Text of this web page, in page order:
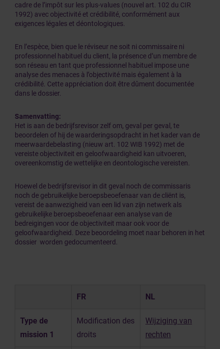
cadre de l’impôt sur les plus-values (nouvel art. 102 du CIR
1992) avec objectivité et crédibilité, conformément aux
exigences légales et déontologiques.
En l’espèce, bien que le réviseur ne soit ni commissaire ni
professionnel habituel du client, la présence d’un membre de
son réseau en tant que professionnel habituel impose une
analyse des menaces à l’objectivité mais également à la
crédibilité. Cette appréciation doit être dûment documentée
dans le dossier.
Samenvatting:
Het is aan de bedrijfsrevisor zelf om, geval per geval, te
beoordelen of hij de waarderingsopdracht in het kader van de
meerwaardebelasting (nieuw art. 102 WIB 1992) met de
vereiste objectiviteit en geloofwaardigheid kan uitvoeren,
overeenkomstig de wettelijke en deontologische vereisten.
Hoewel de bedrijfsrevisor in dit geval noch de commissaris
noch de gebruikelijke beroepsbeoefenaar van de cliënt is,
vereist de aanwezigheid van een lid van zijn netwerk als
gebruikelijke beroepsbeoefenaar een analyse van de
bedreigingen voor de objectiviteit maar ook voor de
geloofwaardigheid. Deze beoordeling moet naar behoren in het
dossier worden gedocumenteerd.
FR NL
Type de
mission 1
Modification des
droits
Wijziging van
rechten